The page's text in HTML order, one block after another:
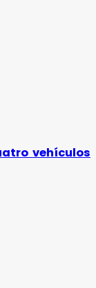
vehículos